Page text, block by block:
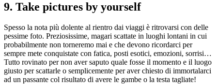
9. Take pictures by yourself
Spesso la nota più dolente al rientro dai viaggi è ritrovarsi con delle
pessime foto. Preziosissime, magari scattate in luoghi lontani in cui
probabilmente non torneremo mai e che devono ricordarci per
sempre mete conquistate con fatica, posti esotici, emozioni, sorrisi…
Tutto rovinato per non aver saputo quale fosse il momento e il luogo
giusto per scattarle o semplicemente per aver chiesto di immortalarci
ad un passante col risultato di avere le gambe o la testa tagliate!